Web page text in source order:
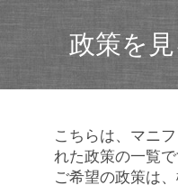
政策を
こちらは、マニ
れた政策の一覧で
ご希望の政策は